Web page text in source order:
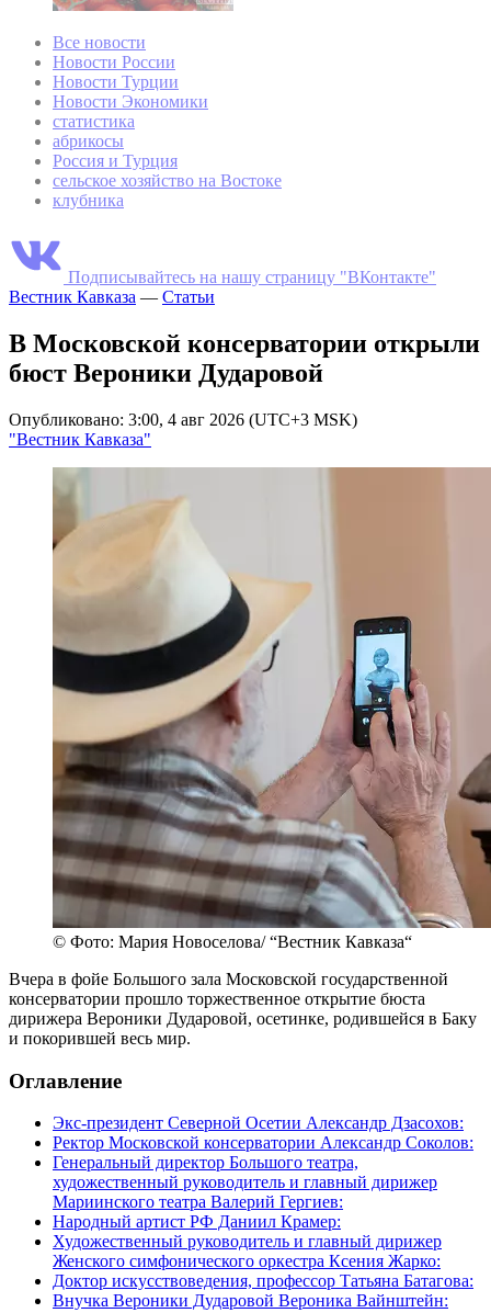
Все новости
Новости России
Новости Турции
Новости Экономики
статистика
абрикосы
Россия и Турция
сельское хозяйство на Востоке
клубника
Подписывайтесь на нашу страницу "ВКонтакте"
Вестник Кавказа — Статьи
В Московской консерватории открыли
бюст Вероники Дударовой
Опубликовано: 3:00, 4 авг 2026 (UTC+3 MSK)
"Вестник Кавказа"
© Фото: Мария Новоселова/ “Вестник Кавказа“
Вчера в фойе Большого зала Московской государственной
консерватории прошло торжественное открытие бюста
дирижера Вероники Дударовой, осетинке, родившейся в Баку
и покорившей весь мир.
Оглавление
Экс-президент Северной Осетии Александр Дзасохов:
Ректор Московской консерватории Александр Соколов:
Генеральный директор Большого театра,
художественный руководитель и главный дирижер
Мариинского театра Валерий Гергиев:
Народный артист РФ Даниил Крамер:
Художественный руководитель и главный дирижер
Женского симфонического оркестра Ксения Жарко:
Доктор искусствоведения, профессор Татьяна Батагова:
Внучка Вероники Дударовой Вероника Вайнштейн: